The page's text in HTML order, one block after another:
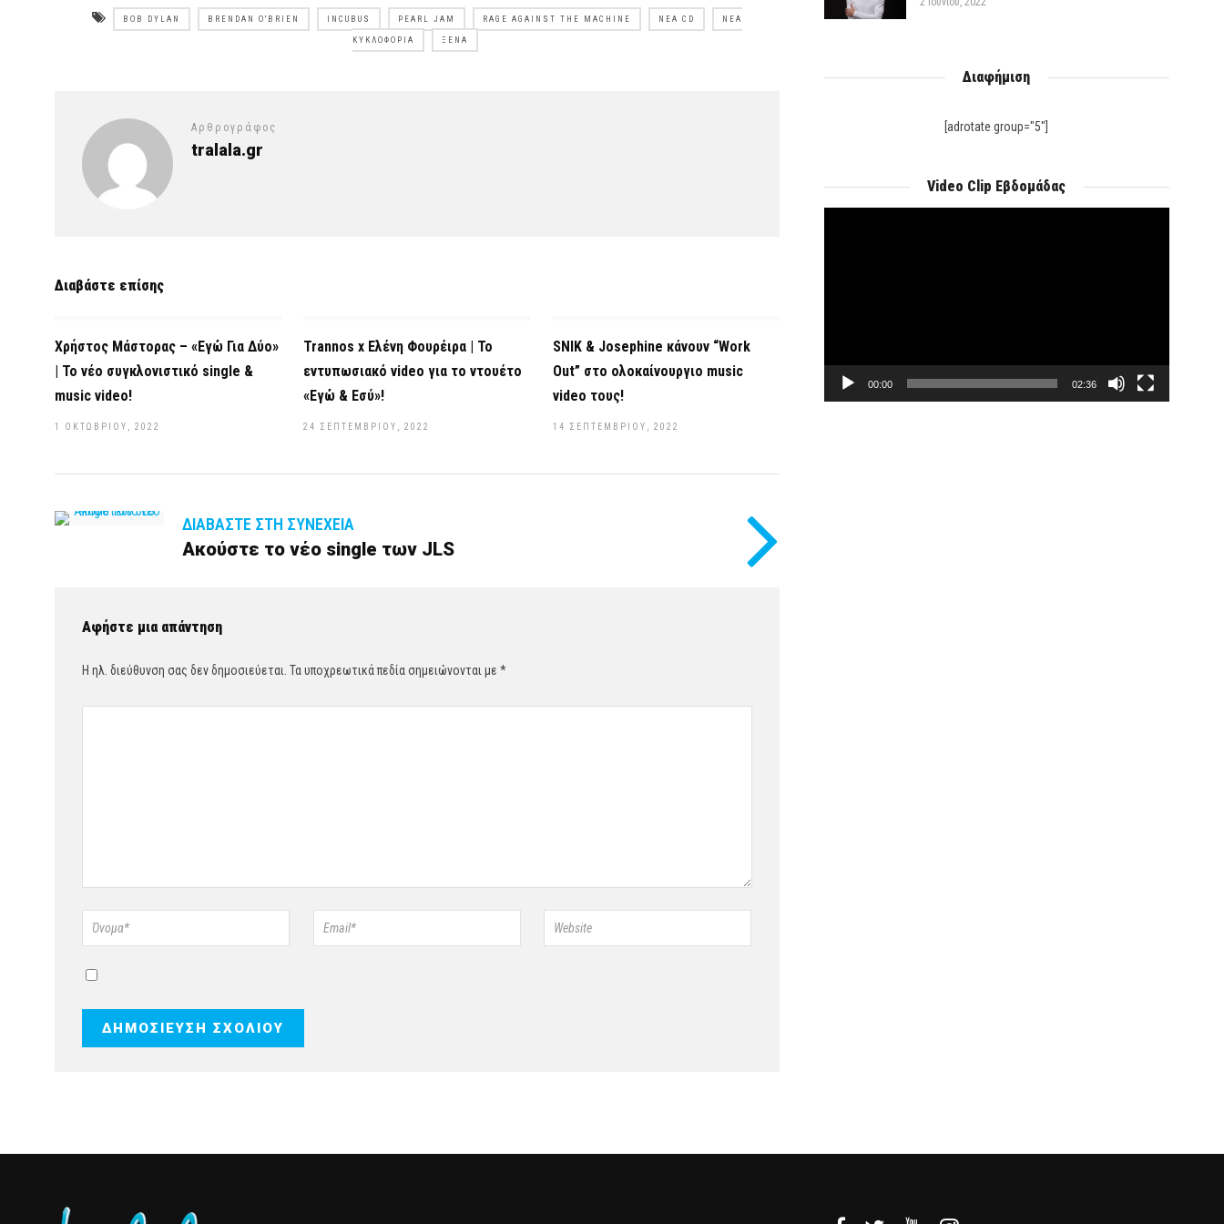
BOB DYLAN BRENDAN O'BRIEN INCUBUS PEARL JAM RAGE AGAINST THE MACHINE ΝΈΑ CD ΝΈΑ
ΚΥΚΛΟΦΟΡΊΑ ΞΈΝΑ
Αρθρογράφος
tralala.gr
Διαβάστε επίσης
Χρήστος Μάστορας – «Εγώ Για Δύο»
| Το νέο συγκλονιστικό single &
music video!
1 ΟΚΤΩΒΡΊΟΥ, 2022
Trannos x Ελένη Φουρέιρα | Το
εντυπωσιακό video για το ντουέτο
«Εγώ & Εσύ»!
24 ΣΕΠΤΕΜΒΡΊΟΥ, 2022
SNIK & Josephine κάνουν “Work
Out” στο ολοκαίνουργιο music
video τους!
14 ΣΕΠΤΕΜΒΡΊΟΥ, 2022
ΔΙΑΒΆΣΤΕ ΣΤΗ ΣΥΝΈΧΕΙΑ
Ακούστε το νέο single των JLS
Αφήστε μια απάντηση
Η ηλ. διεύθυνση σας δεν δημοσιεύεται. Τα υποχρεωτικά πεδία σημειώνονται με *
Διαφήμιση
[adrotate group="5"]
Video Clip Εβδομάδας
00:00 02:36